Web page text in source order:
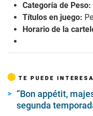
Categoría de Peso:
Títulos en juego:
Horario de la
TE PUEDE
“Bon appétit,
segunda